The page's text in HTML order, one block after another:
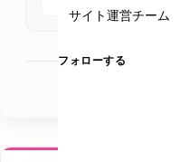
サイト運営チーム
フォローする